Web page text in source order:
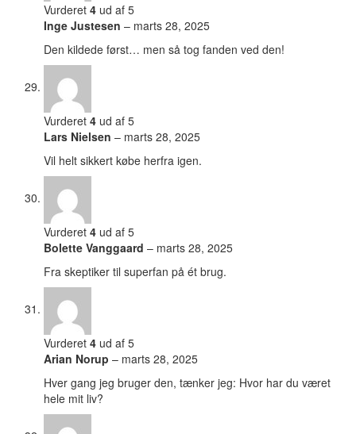
Vurderet 4 ud af 5
Inge Justesen – marts 28, 2025
Den kildede først… men så tog fanden ved den!
Vurderet 4 ud af 5
Lars Nielsen – marts 28, 2025
Vil helt sikkert købe herfra igen.
Vurderet 4 ud af 5
Bolette Vanggaard – marts 28, 2025
Fra skeptiker til superfan på ét brug.
Vurderet 4 ud af 5
Arian Norup – marts 28, 2025
Hver gang jeg bruger den, tænker jeg: Hvor har du været
hele mit liv?